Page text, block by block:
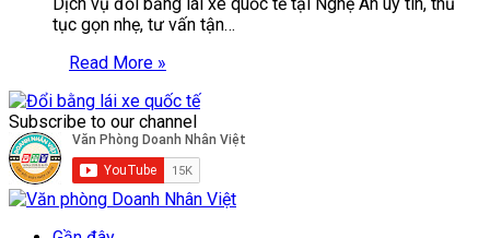
tục gọn nhẹ, tư vấn tận…
Read More »
Subscribe to our channel